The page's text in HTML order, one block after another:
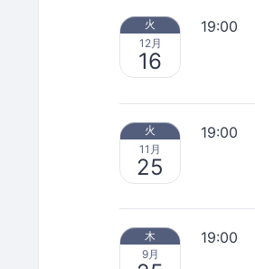
火
12月
16
19:00
火
11月
25
19:00
木
9月
19:00